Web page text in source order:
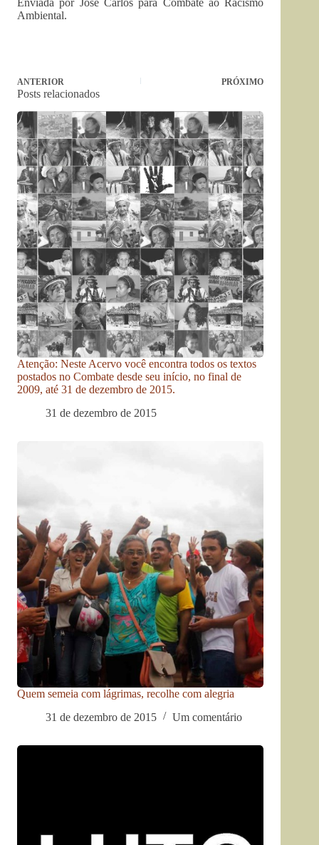
Enviada por José Carlos para Combate ao Racismo
Ambiental.
ANTERIOR PRÓXIMO
Posts relacionados
Atenção: Neste Acervo você encontra todos os textos
postados no Combate desde seu início, no final de
2009, até 31 de dezembro de 2015.
31 de dezembro de 2015
Quem semeia com lágrimas, recolhe com alegria
31 de dezembro de 2015
Um comentário